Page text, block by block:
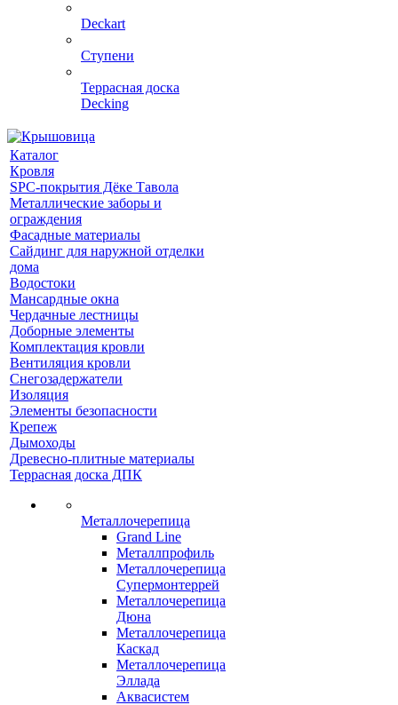
Deckart
Ступени
Террасная доска
Decking
Каталог
Кровля
SPC-покрытия Дёке Тавола
Металлические заборы и
ограждения
Фасадные материалы
Сайдинг для наружной отделки
дома
Водостоки
Мансардные окна
Чердачные лестницы
Доборные элементы
Комплектация кровли
Вентиляция кровли
Снегозадержатели
Изоляция
Элементы безопасности
Крепеж
Дымоходы
Древесно-плитные материалы
Террасная доска ДПК
Металлочерепица
Grand Line
Металлпрофиль
Металлочерепица
Супермонтеррей
Металлочерепица
Дюна
Металлочерепица
Каскад
Металлочерепица
Эллада
Аквасистем